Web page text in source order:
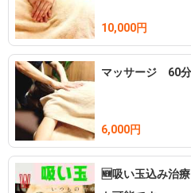
10,000円
マッサージ 60分
6,000円
🆕吸い玉込み治